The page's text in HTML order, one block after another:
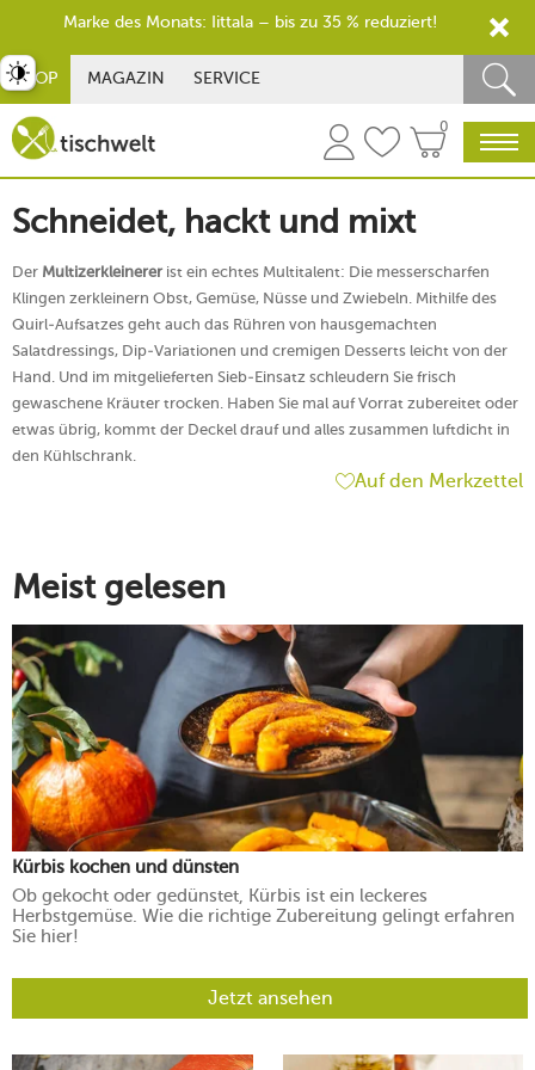
SHOP MAGAZIN SERVICE
0
Schneidet, hackt und mixt
Der Multizerkleinerer ist ein echtes Multitalent: Die messerscharfen
Klingen zerkleinern Obst, Gemüse, Nüsse und Zwiebeln. Mithilfe des
Quirl-Aufsatzes geht auch das Rühren von hausgemachten
Salatdressings, Dip-Variationen und cremigen Desserts leicht von der
Hand. Und im mitgelieferten Sieb-Einsatz schleudern Sie frisch
gewaschene Kräuter trocken. Haben Sie mal auf Vorrat zubereitet oder
etwas übrig, kommt der Deckel drauf und alles zusammen luftdicht in
den Kühlschrank.
Auf den Merkzettel
Meist gelesen
Kürbis kochen und dünsten
Ob gekocht oder gedünstet, Kürbis ist ein leckeres
Herbstgemüse. Wie die richtige Zubereitung gelingt erfahren
Sie hier!
Jetzt ansehen
umschalten
Marke des Monats: Iittala – bis zu 35 % reduziert!